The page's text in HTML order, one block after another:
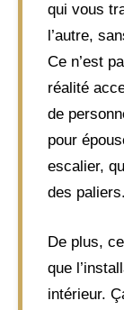
qui vous
l’autre,
Ce n’est
réalité
de
pour
escalier,
des paliers.
De plus,
que
intérieur.